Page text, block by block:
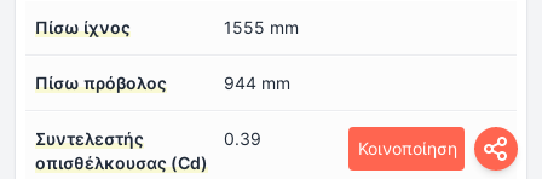
Κοινοποίηση
Πίσω ίχνος 1555 mm
Πίσω πρόβολος 944 mm
Συντελεστής
οπισθέλκουσας (Cd)
0.39